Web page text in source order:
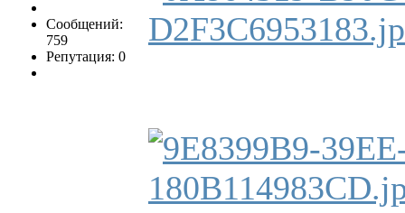
Сообщений:
759
Репутация: 0